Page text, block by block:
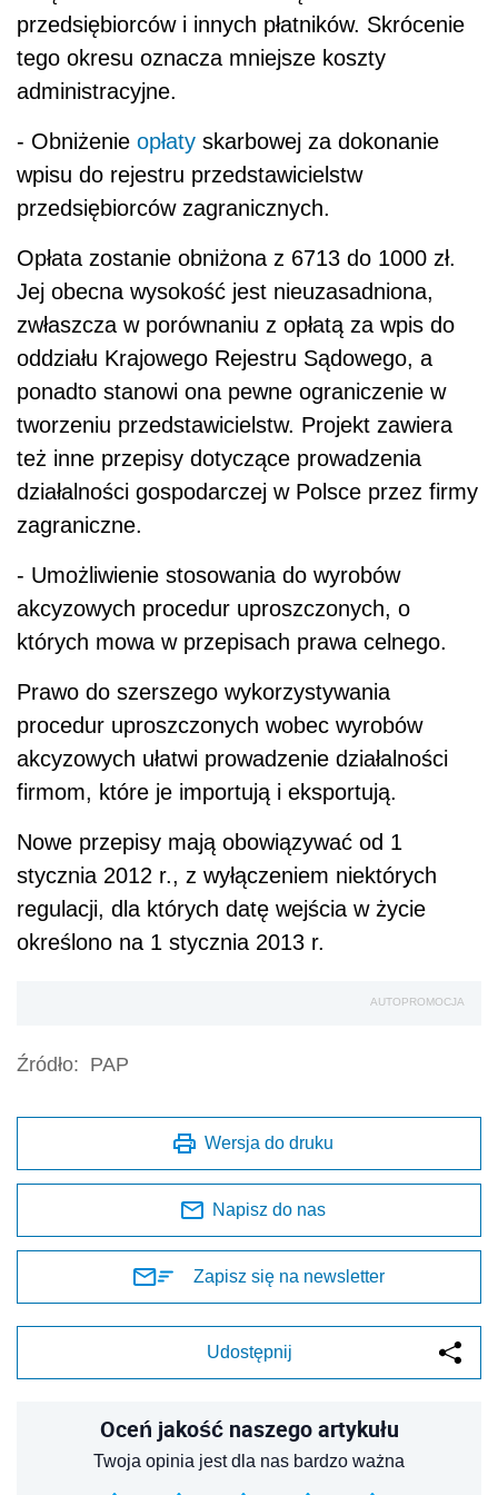
przedsiębiorców i innych płatników. Skrócenie
tego okresu oznacza mniejsze koszty
administracyjne.
- Obniżenie opłaty skarbowej za dokonanie
wpisu do rejestru przedstawicielstw
przedsiębiorców zagranicznych.
Opłata zostanie obniżona z 6713 do 1000 zł.
Jej obecna wysokość jest nieuzasadniona,
zwłaszcza w porównaniu z opłatą za wpis do
oddziału Krajowego Rejestru Sądowego, a
ponadto stanowi ona pewne ograniczenie w
tworzeniu przedstawicielstw. Projekt zawiera
też inne przepisy dotyczące prowadzenia
działalności gospodarczej w Polsce przez firmy
zagraniczne.
- Umożliwienie stosowania do wyrobów
akcyzowych procedur uproszczonych, o
których mowa w przepisach prawa celnego.
Prawo do szerszego wykorzystywania
procedur uproszczonych wobec wyrobów
akcyzowych ułatwi prowadzenie działalności
firmom, które je importują i eksportują.
Nowe przepisy mają obowiązywać od 1
stycznia 2012 r., z wyłączeniem niektórych
regulacji, dla których datę wejścia w życie
określono na 1 stycznia 2013 r.
AUTOPROMOCJA
Źródło: PAP
Wersja do druku
Napisz do nas
Zapisz się na newsletter
Udostępnij
Oceń jakość naszego artykułu
Twoja opinia jest dla nas bardzo ważna